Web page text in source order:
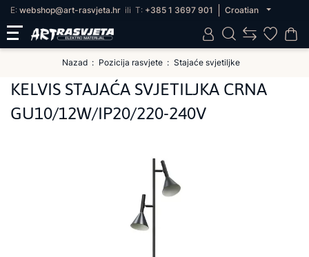
E: webshop@art-rasvjeta.hr ili T: +385 1 3697 901 Croatian
Nazad Pozicija rasvjete Stajaće svjetiljke
KELVIS STAJAĆA SVJETILJKA CRNA
GU10/12W/IP20/220-240V